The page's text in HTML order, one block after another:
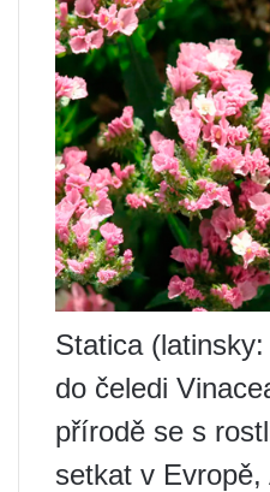
Statica
do čeledi
přírodě se s
setkat v Evropě,